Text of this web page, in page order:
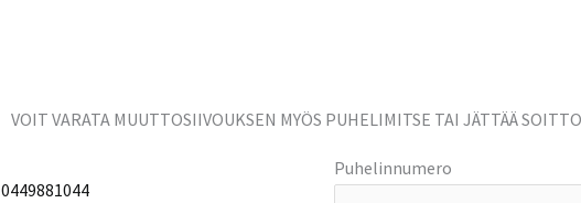
VOIT VARATA MUUTTOSIIVOUKSEN MYÖS PUHELIMITSE TAI JÄTTÄÄ
0449881044
Puhelinnumero